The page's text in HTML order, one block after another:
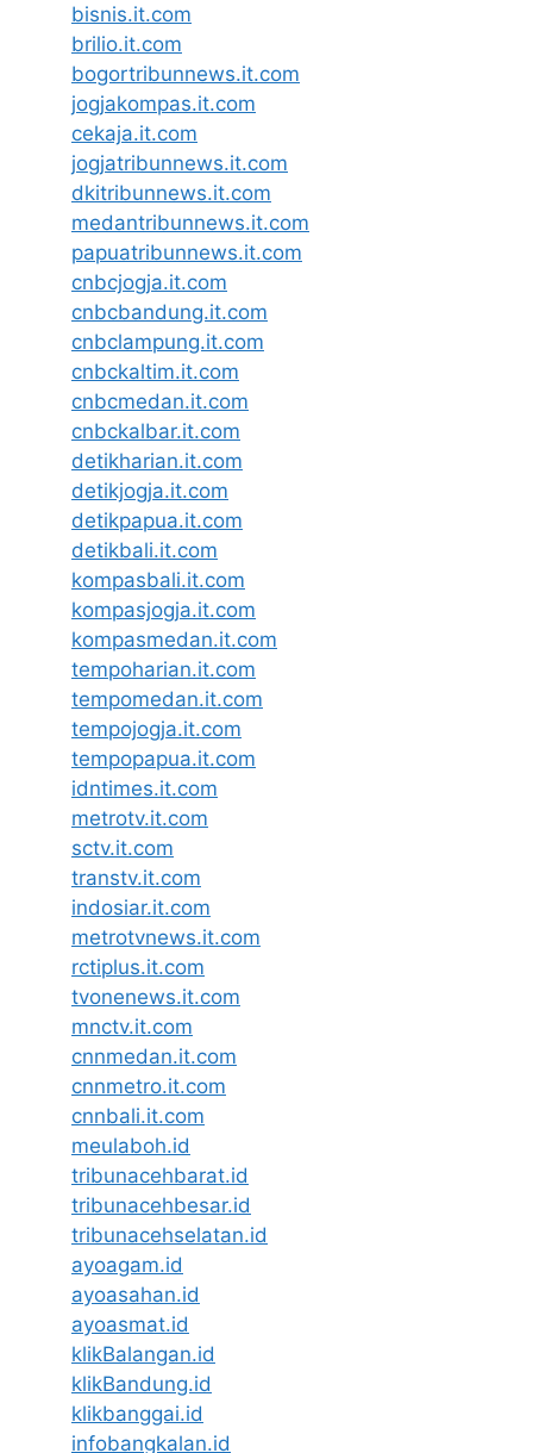
bisnis.it.com
brilio.it.com
bogortribunnews.it.com
jogjakompas.it.com
cekaja.it.com
jogjatribunnews.it.com
dkitribunnews.it.com
medantribunnews.it.com
papuatribunnews.it.com
cnbcjogja.it.com
cnbcbandung.it.com
cnbclampung.it.com
cnbckaltim.it.com
cnbcmedan.it.com
cnbckalbar.it.com
detikharian.it.com
detikjogja.it.com
detikpapua.it.com
detikbali.it.com
kompasbali.it.com
kompasjogja.it.com
kompasmedan.it.com
tempoharian.it.com
tempomedan.it.com
tempojogja.it.com
tempopapua.it.com
idntimes.it.com
metrotv.it.com
sctv.it.com
transtv.it.com
indosiar.it.com
metrotvnews.it.com
rctiplus.it.com
tvonenews.it.com
mnctv.it.com
cnnmedan.it.com
cnnmetro.it.com
cnnbali.it.com
meulaboh.id
tribunacehbarat.id
tribunacehbesar.id
tribunacehselatan.id
ayoagam.id
ayoasahan.id
ayoasmat.id
klikBalangan.id
klikBandung.id
klikbanggai.id
infobangkalan.id